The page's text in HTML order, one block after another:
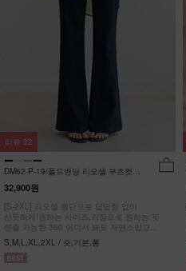
DM62-P-19/폴드밴딩 리오셀 부츠컷팬
츠_HR
32,900원
[S-2XL] 리오셀 원단으로 답답한 없이
산뜻하게!원하는 사이즈,기장으로 원하는 핏
연출 가능한 360 어디서 봐도 자연스럽고
균형잡힌 부츠컷 팬츠
S,M,L,XL,2XL / 숏,기본,롱
리뷰 32